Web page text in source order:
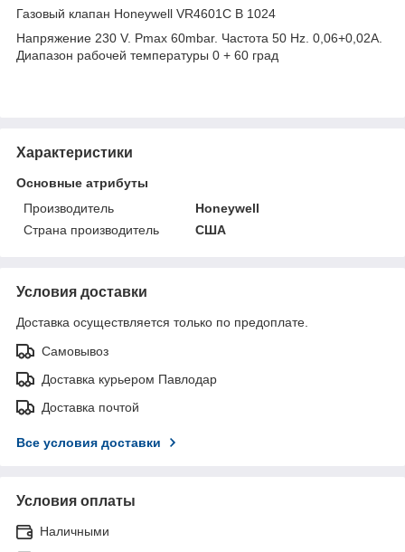
Газовый клапан Honeywell VR4601C B 1024
Напряжение 230 V. Pmax 60mbar. Частота 50 Hz. 0,06+0,02A.
Диапазон рабочей температуры 0 + 60 град
Характеристики
Основные атрибуты
Производитель
Honeywell
Страна производитель
США
Условия доставки
Доставка осуществляется только по предоплате.
Самовывоз
Доставка курьером Павлодар
Доставка почтой
Все условия доставки
Условия оплаты
Наличными